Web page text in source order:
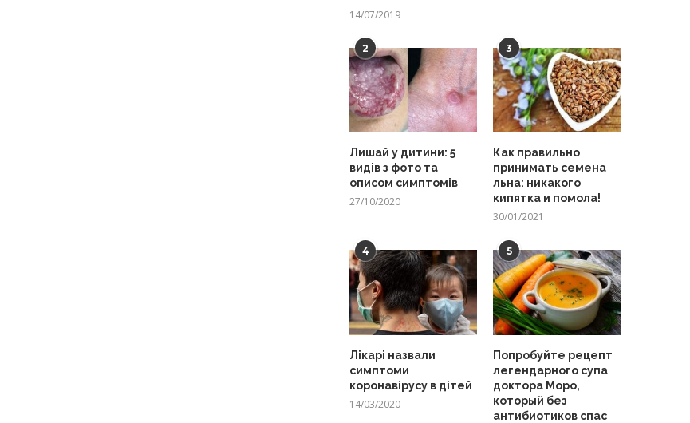
14/07/2019
2
Лишай у дитини: 5
видів з фото та
описом симптомів
27/10/2020
3
Как правильно
принимать семена
льна: никакого
кипятка и помола!
30/01/2021
4
Лікарі назвали
симптоми
коронавірусу в дітей
14/03/2020
5
Попробуйте рецепт
легендарного супа
доктора Моро,
который без
антибиотиков спас